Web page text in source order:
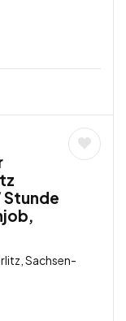
Sachsen-